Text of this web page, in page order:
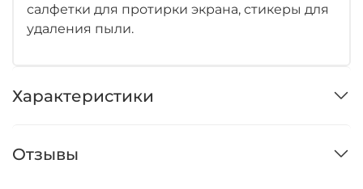
салфетки для протирки экрана, стикеры для
удаления пыли.
Характеристики
Отзывы